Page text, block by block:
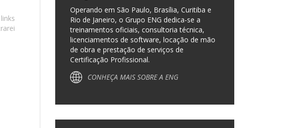
Operando em São Paulo, Brasília, Curitiba e
Rio de Janeiro, o Grupo ENG dedica-se a
treinamentos oficiais, consultoria técnica,
licenciamentos de software, locação de mão
de obra e prestação de serviços de
Certificação Profissional.
CONHEÇA MAIS SOBRE A ENG